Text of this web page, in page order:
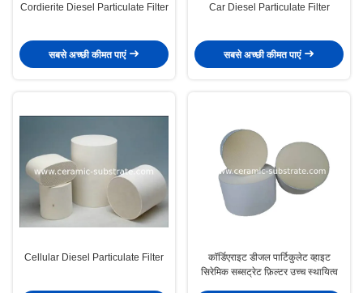
Cordierite Diesel Particulate Filter
सबसे अच्छी कीमत पाएं
Car Diesel Particulate Filter
सबसे अच्छी कीमत पाएं
Cellular Diesel Particulate Filter
कॉर्डिएराइट डीजल पार्टिकुलेट व्हाइट
सिरेमिक सब्सट्रेट फ़िल्टर उच्च स्थायित्व